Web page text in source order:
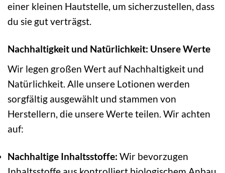
einer kleinen Hautstelle, um sicherzustellen, dass
du sie gut verträgst.
Nachhaltigkeit und Natürlichkeit: Unsere Werte
Wir legen großen Wert auf Nachhaltigkeit und
Natürlichkeit. Alle unsere Lotionen werden
sorgfältig ausgewählt und stammen von
Herstellern, die unsere Werte teilen. Wir achten
auf:
Nachhaltige Inhaltsstoffe: Wir bevorzugen